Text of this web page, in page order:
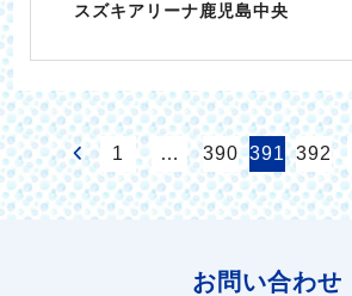
スズキアリーナ鹿児島中央
1 … 390 391 392
お問い合わせ